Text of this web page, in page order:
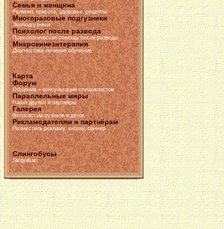
Семья и женщина
Религия, красота, здоровье, рецепты
Многоразовые подгузники
Экоподгузники
Психолог после развода
Психологическая помощь после развода
Микрокинезитерапия
Диагностика лечение обучение
Карта
Форум
Общение + консультации специалистов
Параллельные миры
Наши друзья и партнёры
Галерея
Фотосессии пузиков и деток
Рекламодателям и партнёрам
Разместить рекламу, кнопку, баннер
Слингобусы
Slingotkan